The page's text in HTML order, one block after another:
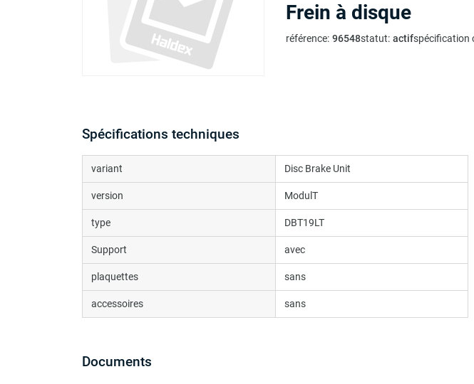
Frein à disque
référence: 96548statut: actifspécification
Spécifications techniques
variant Disc Brake Unit
version ModulT
type DBT19LT
Support avec
plaquettes sans
accessoires sans
Documents